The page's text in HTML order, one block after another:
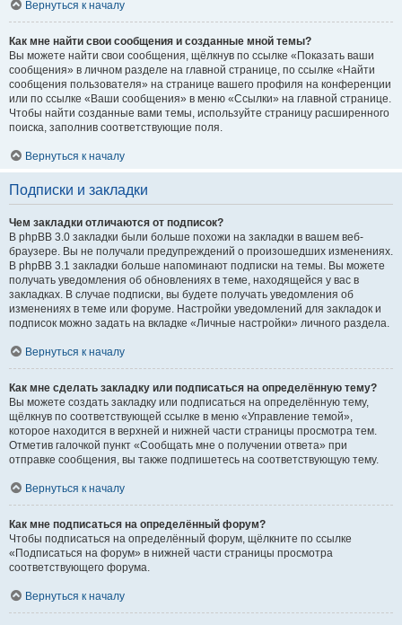
Вернуться к началу
Как мне найти свои сообщения и созданные мной темы?
Вы можете найти свои сообщения, щёлкнув по ссылке «Показать ваши
сообщения» в личном разделе на главной странице, по ссылке «Найти
сообщения пользователя» на странице вашего профиля на конференции
или по ссылке «Ваши сообщения» в меню «Ссылки» на главной странице.
Чтобы найти созданные вами темы, используйте страницу расширенного
поиска, заполнив соответствующие поля.
Вернуться к началу
Подписки и закладки
Чем закладки отличаются от подписок?
В phpBB 3.0 закладки были больше похожи на закладки в вашем веб-
браузере. Вы не получали предупреждений о произошедших изменениях.
В phpBB 3.1 закладки больше напоминают подписки на темы. Вы можете
получать уведомления об обновлениях в теме, находящейся у вас в
закладках. В случае подписки, вы будете получать уведомления об
изменениях в теме или форуме. Настройки уведомлений для закладок и
подписок можно задать на вкладке «Личные настройки» личного раздела.
Вернуться к началу
Как мне сделать закладку или подписаться на определённую тему?
Вы можете создать закладку или подписаться на определённую тему,
щёлкнув по соответствующей ссылке в меню «Управление темой»,
которое находится в верхней и нижней части страницы просмотра тем.
Отметив галочкой пункт «Сообщать мне о получении ответа» при
отправке сообщения, вы также подпишетесь на соответствующую тему.
Вернуться к началу
Как мне подписаться на определённый форум?
Чтобы подписаться на определённый форум, щёлкните по ссылке
«Подписаться на форум» в нижней части страницы просмотра
соответствующего форума.
Вернуться к началу